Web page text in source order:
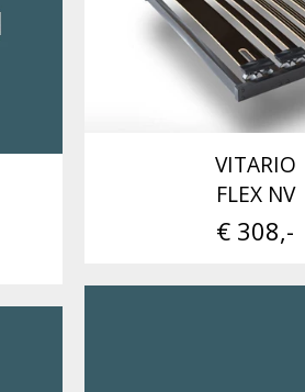
VITARIO
FLEX NV
€ 308,-